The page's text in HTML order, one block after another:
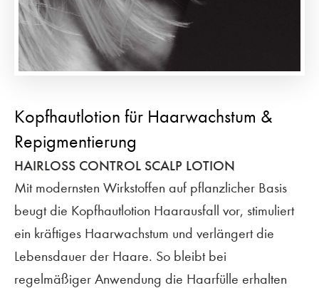
Kopfhautlotion für Haarwachstum &
Repigmentierung
HAIRLOSS CONTROL SCALP LOTION
Mit modernsten Wirkstoffen auf pflanzlicher Basis
beugt die Kopfhautlotion Haarausfall vor, stimuliert
ein kräftiges Haarwachstum und verlängert die
Lebensdauer der Haare. So bleibt bei
regelmäßiger Anwendung die Haarfülle erhalten